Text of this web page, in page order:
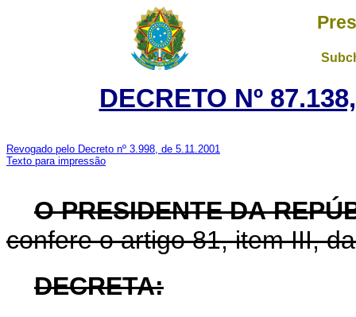
DECRETO Nº
Revogado pelo Decreto nº 3.998, de 5.11.2001
Texto para impressão
O PRESIDENTE DA
confere o artigo 81, item III,
DECRETA: